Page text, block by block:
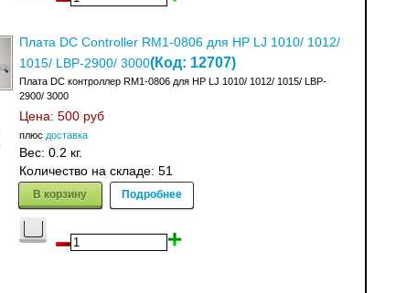
Плата DC Controller RM1-0806 для HP LJ 1010/ 1012/
1015/ LBP-2900/ 3000(Код: 12707)
Плата DC контроллер RM1-0806 для HP LJ 1010/ 1012/ 1015/ LBP-
2900/ 3000
Цена: 500 руб
плюс доставка
Вес: 0.2 кг.
Количество на складе: 51
В корзину Подробнее